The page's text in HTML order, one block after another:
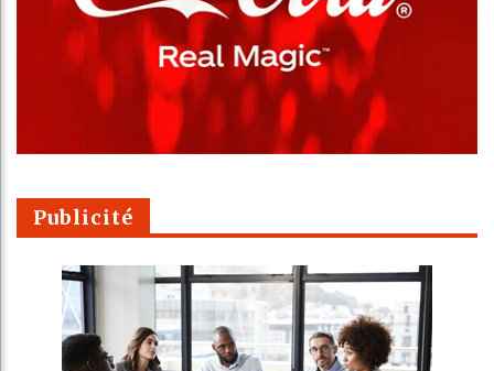
Publicité